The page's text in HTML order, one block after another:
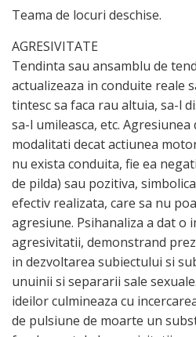
Teama de locuri deschise.
AGRESIVITATE
Tendinta sau ansamblu de
actualizeaza in conduite reale
tintesc sa faca rau altuia, sa-l
sa-l umileasca, etc.
modalitati decat actiunea
nu exista conduita, fie ea
de pilda) sau pozitiva,
efectiv realizata, care sa nu
agresiune. Psihanaliza a dat o
agresivitatii, demonstrand
in dezvoltarea subiectului si
unuinii si separarii sale
ideilor culmineaza cu
de pulsiune de moarte un